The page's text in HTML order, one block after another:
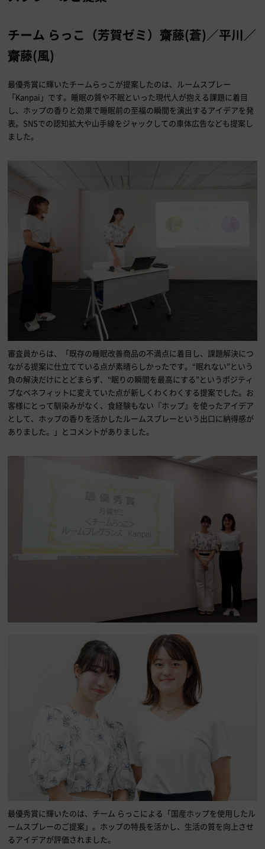
チーム らっこ（芳賀ゼミ）齋藤(蒼)／平川／
齋藤(風)
最優秀賞に輝いたチームらっこが提案したのは、ルームスプレー
「Kanpai」です。睡眠の質や不眠といった現代人が抱える課題に着目
し、ホップの香りと効果で睡眠前の至福の瞬間を演出するアイデアを発
表。SNSでの認知拡大や山手線をジャックしての車体広告なども提案し
ました。
審査員からは、「既存の睡眠改善商品の不満点に着目し、課題解決につ
ながる提案に仕立てている点が素晴らしかったです。“眠れない”という
負の解決だけにとどまらず、“眠りの瞬間を最高にする”というポジティ
ブなベネフィットに変えていた点が新しくわくわくする提案でした。お
客様にとって馴染みがなく、食経験もない『ホップ』を使ったアイデア
として、ホップの香りを活かしたルームスプレーという出口に納得感が
ありました。」とコメントがありました。
最優秀賞に輝いたのは、チーム らっこによる「国産ホップを使用したル
ームスプレーのご提案」。ホップの特長を活かし、生活の質を向上させ
るアイデアが評価されました。